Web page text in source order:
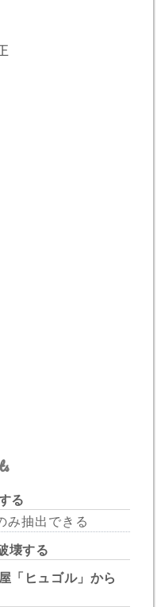
る
み抽出できる
壊する
「ヒュゴル」から